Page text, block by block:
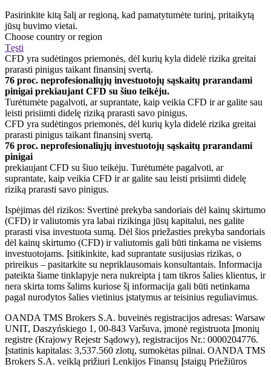
Pasirinkite kitą šalį ar regioną, kad pamatytumėte turinį, pritaikytą
jūsų buvimo vietai.
Choose country or region
Tęsti
CFD yra sudėtingos priemonės, dėl kurių kyla didelė rizika greitai
prarasti pinigus taikant finansinį svertą.
76 proc. neprofesionaliųjų investuotojų sąskaitų prarandami
pinigai prekiaujant CFD su šiuo teikėju.
Turėtumėte pagalvoti, ar suprantate, kaip veikia CFD ir ar galite sau
leisti prisiimti didelę riziką prarasti savo pinigus.
CFD yra sudėtingos priemonės, dėl kurių kyla didelė rizika greitai
prarasti pinigus taikant finansinį svertą.
76 proc. neprofesionaliųjų investuotojų sąskaitų prarandami
pinigai
prekiaujant CFD su šiuo teikėju. Turėtumėte pagalvoti, ar
suprantate, kaip veikia CFD ir ar galite sau leisti prisiimti didelę
riziką prarasti savo pinigus.
Ispėjimas dėl rizikos: Svertinė prekyba sandoriais dėl kainų skirtumo
(CFD) ir valiutomis yra labai rizikinga jūsų kapitalui, nes galite
prarasti visa investuota sumą. Dėl šios priežasties prekyba sandoriais
dėl kainų skirtumo (CFD) ir valiutomis gali būti tinkama ne visiems
investuotojams. Įsitikinkite, kad suprantate susijusias rizikas, o
prireikus – pasitarkite su nepriklausomais konsultantais. Informacija
pateikta šiame tinklapyje nera nukreipta į tam tikros šalies klientus, ir
nera skirta toms šalims kuriose šį informacija gali būti netinkama
pagal nurodytos šalies vietinius įstatymus ar teisinius reguliavimus.
OANDA TMS Brokers S.A. buveinės registracijos adresas: Warsaw
UNIT, Daszyńskiego 1, 00-843 Varšuva, įmonė registruota Įmonių
registre (Krajowy Rejestr Sądowy), registracijos Nr.: 0000204776.
Įstatinis kapitalas: 3,537.560 zlotų, sumokėtas pilnai. OANDA TMS
Brokers S.A. veiklą prižiuri Lenkijos Finansų Įstaigų Priežiūros